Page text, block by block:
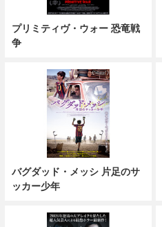
プリミティヴ・ウォー 恐竜戦
争
バグダッド・メッシ 片足のサ
ッカー少年